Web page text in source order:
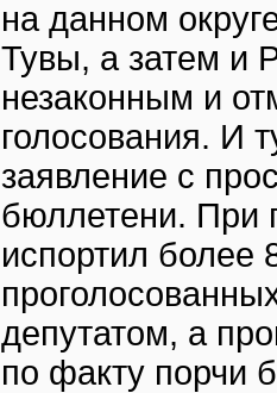
на данном
Тувы, а затем и
незаконным и
голосования. И
заявление с
бюллетени. При
испортил более
депутатом, а
по факту порчи